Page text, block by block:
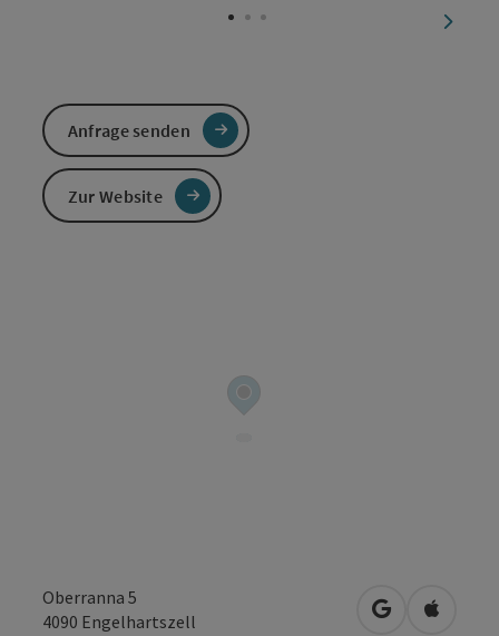
Oberranna 5
4090 Engelhartszell in Google
in
Anfrage senden
Zur Website